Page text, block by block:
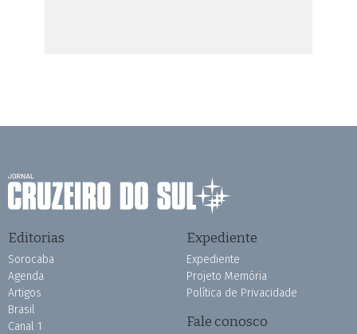
Editorias
Sorocaba
Agenda
Artigos
Brasil
Canal 1
Expediente
Expediente
Projeto Memória
Política de Privacidade
Fale conosco